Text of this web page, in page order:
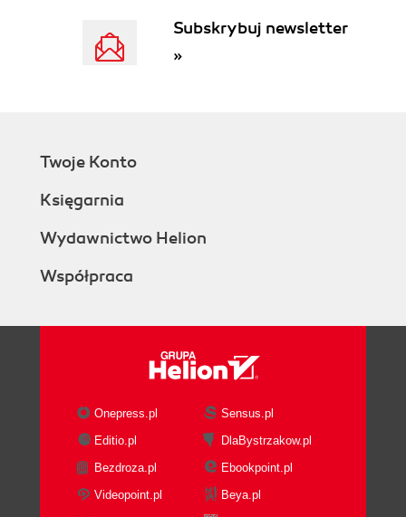
6. Handling User Interaction and Events
Events and Event Handlers
7. Transforming and Animating Content
Coding Animation
Further Reading
8. Adding Sound and Video
Preparing Multimedia Data
Converting Data
Adding Markers
Streaming Video
Subskrybuj newsletter
»
Twoje Konto
Księgarnia
Wydawnictwo Helion
Współpraca
Onepress.pl
Sensus.pl
Editio.pl
DlaBystrzakow.pl
Bezdroza.pl
Ebookpoint.pl
Videopoint.pl
Beya.pl